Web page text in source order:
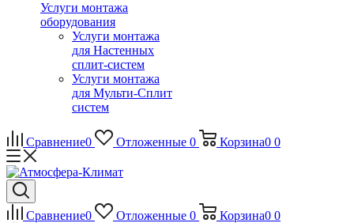
Услуги монтажа
оборудования
Услуги монтажа
для Настенных
сплит-систем
Услуги монтажа
для Мульти-Сплит
систем
Сравнение0 Отложенные 0 Корзина0 0
Сравнение0 Отложенные 0 Корзина0 0